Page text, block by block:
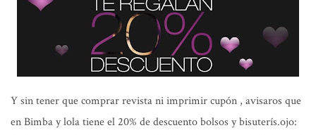
Y sin tener que comprar revista ni imprimir cupón , avisaros que
en Bimba y lola tiene el 20% de descuento bolsos y bisuterís.ojo: